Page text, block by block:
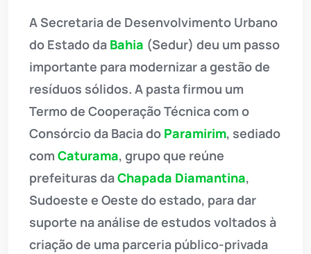
A Secretaria de Desenvolvimento Urbano
do Estado da Bahia (Sedur) deu um passo
importante para modernizar a gestão de
resíduos sólidos. A pasta firmou um
Termo de Cooperação Técnica com o
Consórcio da Bacia do Paramirim, sediado
com Caturama, grupo que reúne
prefeituras daChapada Diamantina,
Sudoeste e Oeste do estado, para dar
suporte na análise de estudos voltados à
criação de uma parceria público-privada